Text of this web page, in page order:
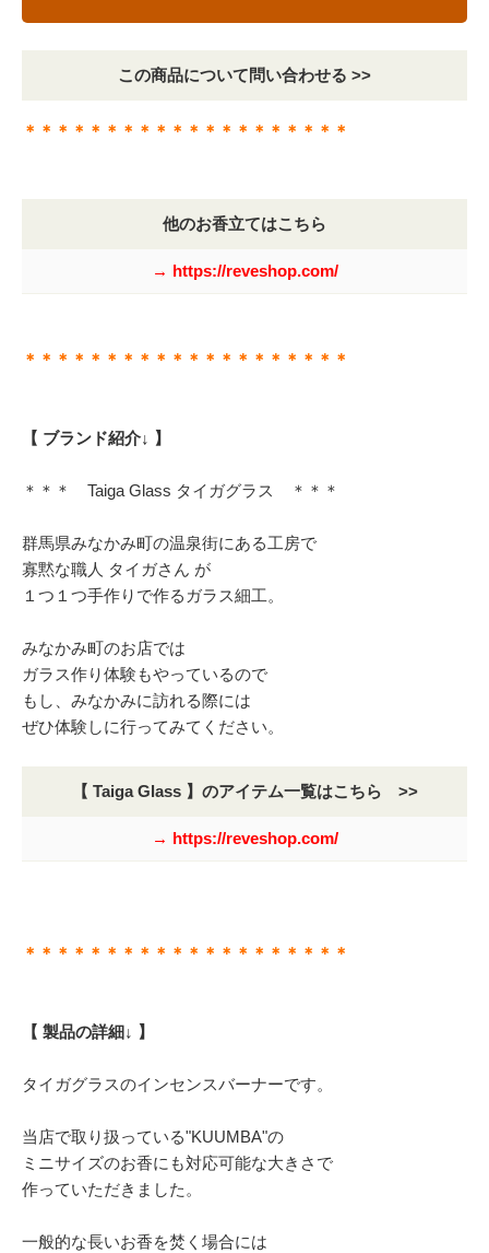
この商品について問い合わせる >>
＊＊＊＊＊＊＊＊＊＊＊＊＊＊＊＊＊＊＊＊
他のお香立てはこちら
→ https://reveshop.com/
＊＊＊＊＊＊＊＊＊＊＊＊＊＊＊＊＊＊＊＊
【 ブランド紹介↓ 】
＊＊＊ Taiga Glass タイガグラス ＊＊＊
群馬県みなかみ町の温泉街にある工房で
寡黙な職人 タイガさん が
１つ１つ手作りで作るガラス細工。
みなかみ町のお店では
ガラス作り体験もやっているので
もし、みなかみに訪れる際には
ぜひ体験しに行ってみてください。
【 Taiga Glass 】のアイテム一覧はこちら >>
→ https://reveshop.com/
＊＊＊＊＊＊＊＊＊＊＊＊＊＊＊＊＊＊＊＊
【 製品の詳細↓ 】
タイガグラスのインセンスバーナーです。
当店で取り扱っている"KUUMBA"の
ミニサイズのお香にも対応可能な大きさで
作っていただきました。
一般的な長いお香を焚く場合には